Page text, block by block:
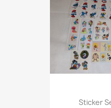
Sticker